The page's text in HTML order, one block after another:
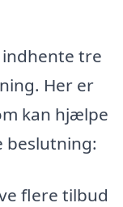
tre
Her er
kan hjælpe
flere tilbud